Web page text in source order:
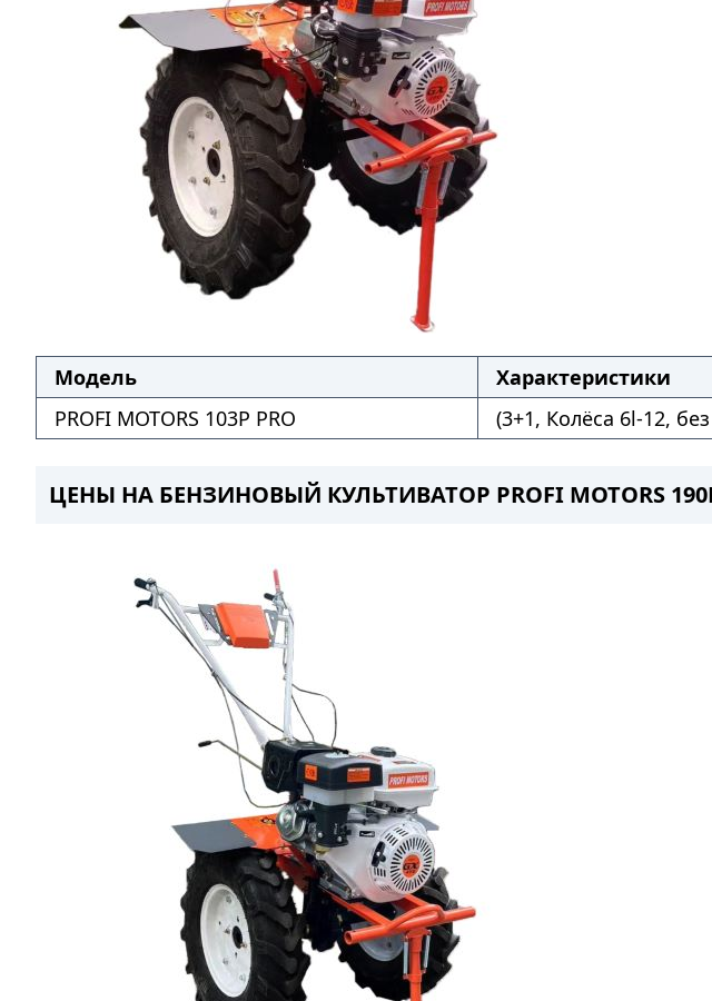
Модель Характеристики
PROFI MOTORS 103P PRO
(3+1, Колёса 6l-12,
ЦЕНЫ НА БЕНЗИНОВЫЙ КУЛЬТИВАТОР PROFI MOTORS